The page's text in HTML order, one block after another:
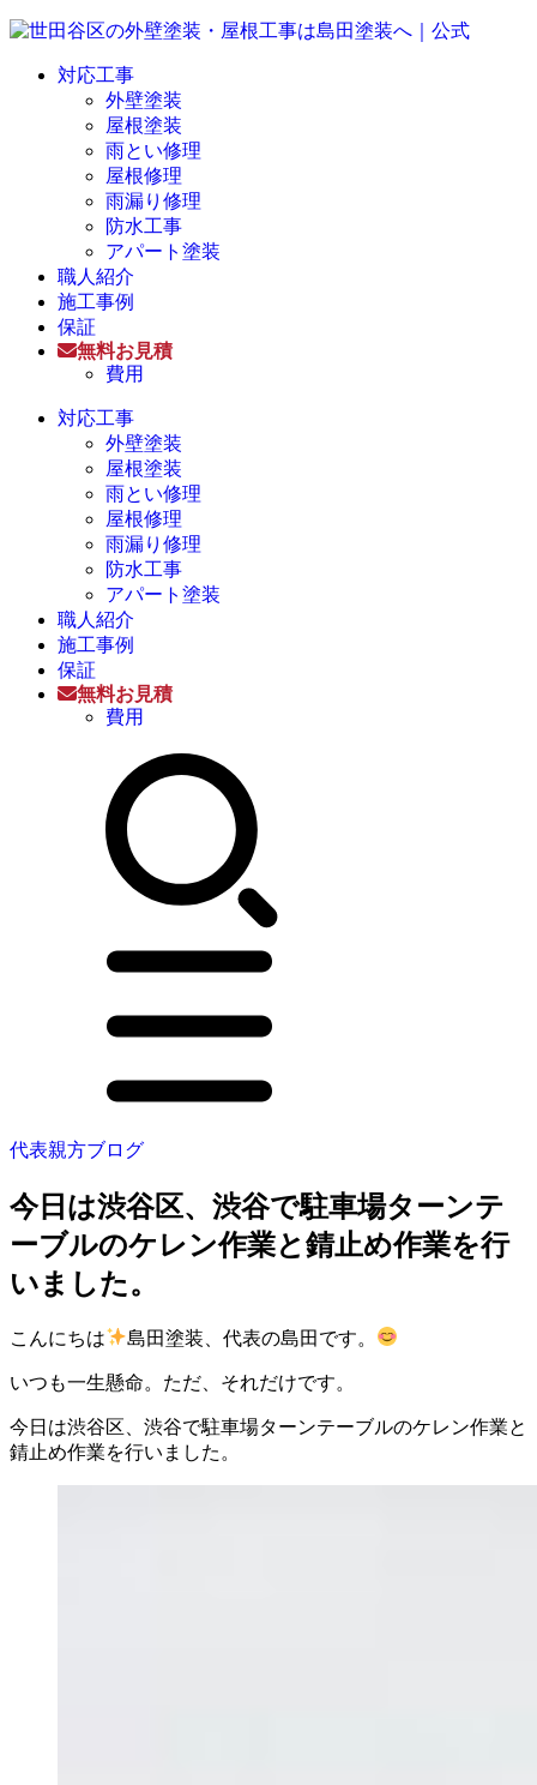
対応工事
外壁塗装
屋根塗装
雨とい修理
屋根修理
雨漏り修理
防水工事
アパート塗装
職人紹介
施工事例
保証
無料お見積
費用
対応工事
外壁塗装
屋根塗装
雨とい修理
屋根修理
雨漏り修理
防水工事
アパート塗装
職人紹介
施工事例
保証
無料お見積
費用
代表親方ブログ
今日は渋谷区、渋谷で駐車場ターンテ
ーブルのケレン作業と錆止め作業を行
いました。
こんにちは 島田塗装、代表の島田です。
いつも一生懸命。ただ、それだけです。
今日は渋谷区、渋谷で駐車場ターンテーブルのケレン作業と
錆止め作業を行いました。